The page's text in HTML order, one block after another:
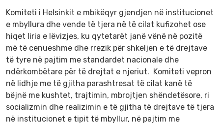
Komiteti i Helsinkit e mbikëqyr gjendjen në institucionet
e mbyllura dhe vende të tjera në të cilat kufizohet ose
hiqet liria e lëvizjes, ku qytetarët janë vënë në pozitë
më të cenueshme dhe rrezik për shkeljen e të drejtave
të tyre në pajtim me standardet nacionale dhe
ndërkombëtare për të drejtat e njeriut. Komiteti vepron
në lidhje me të gjitha parashtresat të cilat kanë të
bëjnë me kushtet, trajtimin, mbrojtjen shëndetësore, ri
socializmin dhe realizimin e të gjitha të drejtave të tjera
në institucionet e tipit të mbyllur, në pajtim me